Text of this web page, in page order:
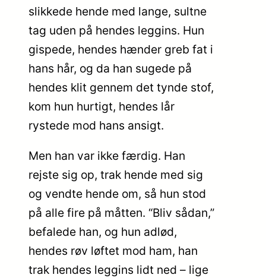
slikkede hende med lange, sultne
tag uden på hendes leggins. Hun
gispede, hendes hænder greb fat i
hans hår, og da han sugede på
hendes klit gennem det tynde stof,
kom hun hurtigt, hendes lår
rystede mod hans ansigt.
Men han var ikke færdig. Han
rejste sig op, trak hende med sig
og vendte hende om, så hun stod
på alle fire på måtten. “Bliv sådan,”
befalede han, og hun adlød,
hendes røv løftet mod ham, han
trak hendes leggins lidt ned – lige